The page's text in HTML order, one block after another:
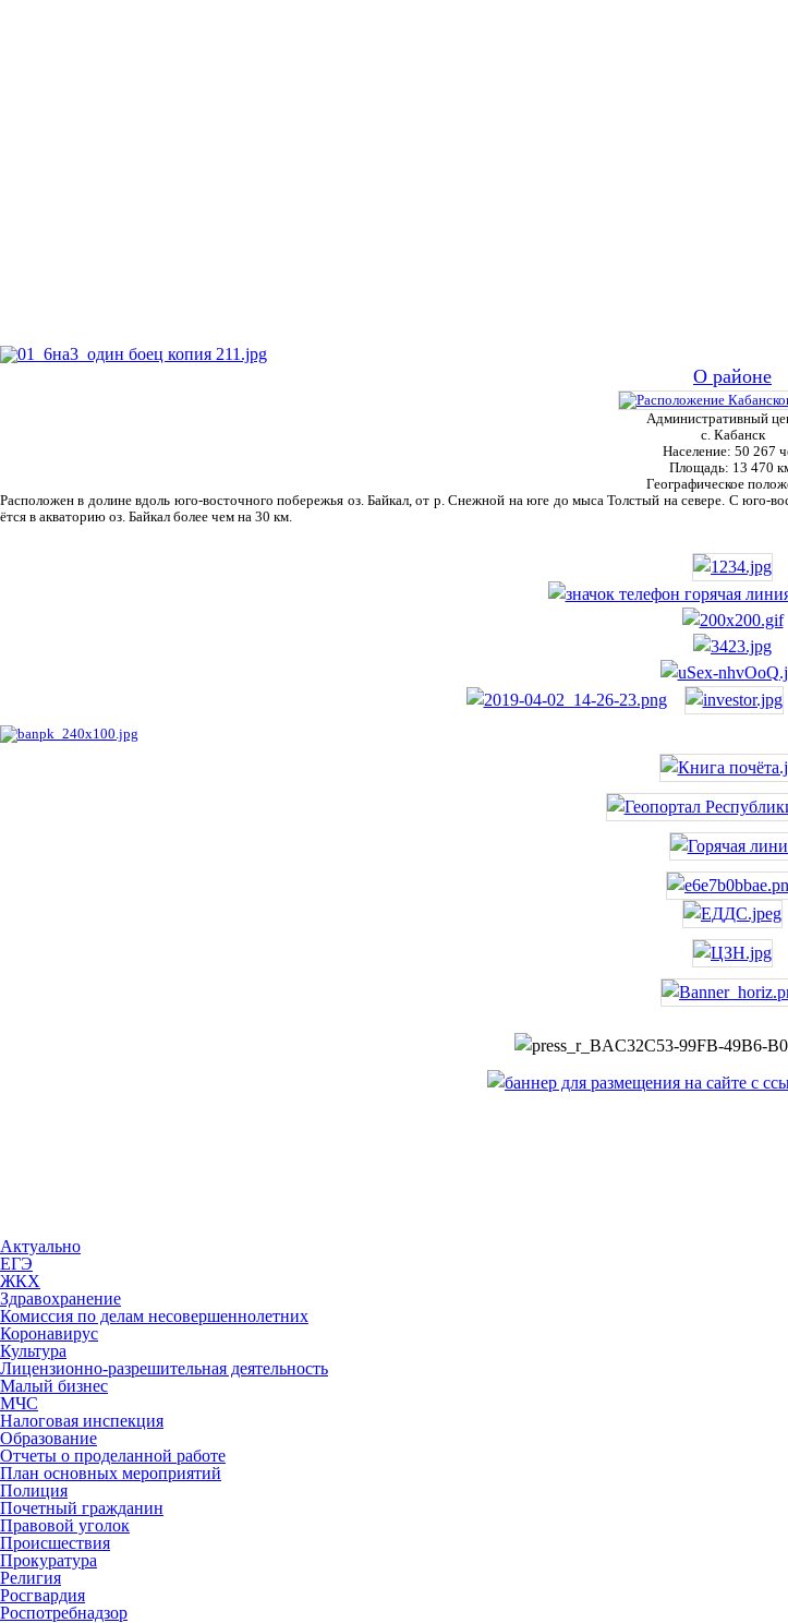
О районе
Административный
с. Кабанск
Население: 50 267
Площадь: 13 470
Географическое
Рас­положен в долине вдоль юго-восточного побережья оз. Байкал, от р. Снежной на юге до мыса Толстый на севере. С юго-
ётся в акваторию оз. Байкал более чем на 30 км.
Актуально
ЕГЭ
ЖКХ
Здравохранение
Комиссия по делам несовершеннолетних
Коронавирус
Культура
Лицензионно-разрешительная деятельность
Малый бизнес
МЧС
Налоговая инспекция
Образование
Отчеты о проделанной работе
План основных мероприятий
Полиция
Почетный гражданин
Правовой уголок
Происшествия
Прокуратура
Религия
Росгвардия
Роспотребнадзор